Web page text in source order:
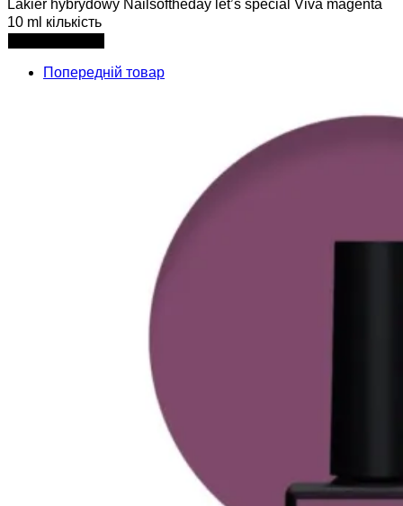
Lakier hybrydowy Nailsoftheday let’s special Viva magenta
10 ml кількість
Попередній товар